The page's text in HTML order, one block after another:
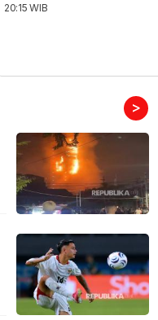
20:15 WIB
>